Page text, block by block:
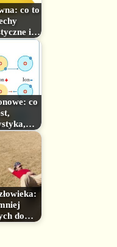
co to
i…
co
do…